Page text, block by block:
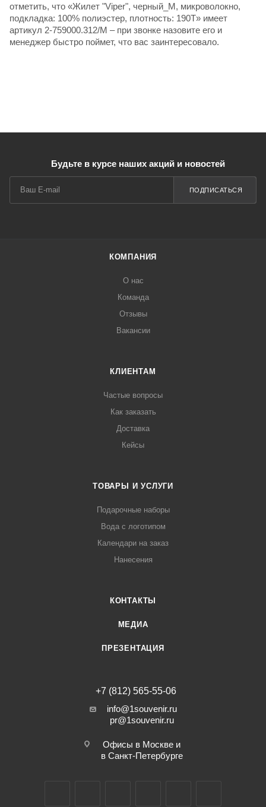
отметить, что «Жилет "Viper", черный_M, микроволокно,
подкладка: 100% полиэстер, плотность: 190T» имеет
артикул 2-759000.312/M – при звонке назовите его и
менеджер быстро поймет, что вас заинтересовало.
Будьте в курсе наших акций и новостей
ПОДПИСАТЬСЯ
КОМПАНИЯ
О нас
Команда
Отзывы
Вакансии
КЛИЕНТАМ
Частые вопросы
Как заказать
Доставка
Кейсы
ТОВАРЫ И УСЛУГИ
Подарочные наборы
Вода с логотипом
Календари на заказ
Нанесения
КОНТАКТЫ
МЕДИА
ПРЕЗЕНТАЦИЯ
+7 (812) 565-55-06
info@1souvenir.ru
pr@1souvenir.ru
Офисы в Москве и
в Санкт-Петербурге